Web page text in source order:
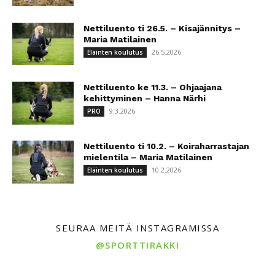
Nettiluento ti 26.5. – Kisajännitys –
Maria Matilainen
Eläinten koulutus 26.5.2026
Nettiluento ke 11.3. – Ohjaajana
kehittyminen – Hanna Närhi
PRO 9.3.2026
Nettiluento ti 10.2. – Koiraharrastajan
mielentila – Maria Matilainen
Eläinten koulutus 10.2.2026
SEURAA MEITÄ INSTAGRAMISSA
@SPORTTIRAKKI